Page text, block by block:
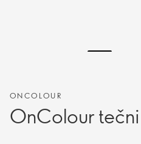
ONCOLOUR
OnColour